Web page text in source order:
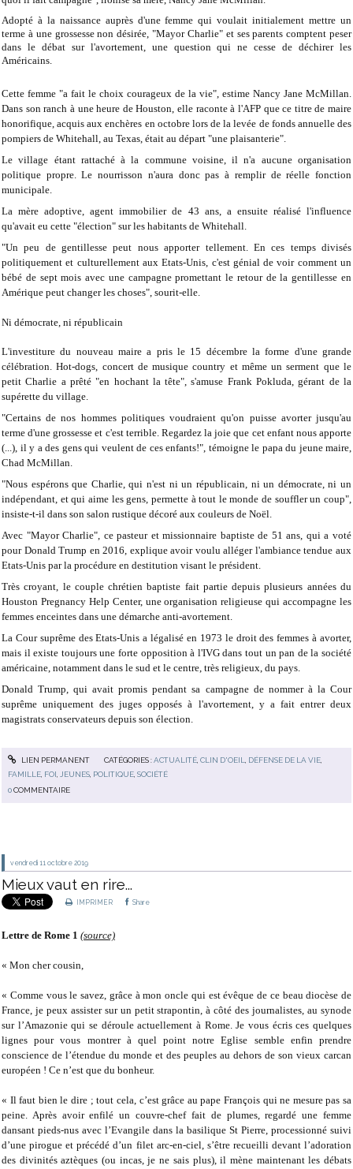
Adopté à la naissance auprès d'une femme qui voulait initialement mettre un
terme à une grossesse non désirée, "Mayor Charlie" et ses parents comptent peser
dans le débat sur l'avortement, une question qui ne cesse de déchirer les
Américains.
Cette femme "a fait le choix courageux de la vie", estime Nancy Jane McMillan.
Dans son ranch à une heure de Houston, elle raconte à l'AFP que ce titre de maire
honorifique, acquis aux enchères en octobre lors de la levée de fonds annuelle des
pompiers de Whitehall, au Texas, était au départ "une plaisanterie".
Le village étant rattaché à la commune voisine, il n'a aucune organisation
politique propre. Le nourrisson n'aura donc pas à remplir de réelle fonction
municipale.
La mère adoptive, agent immobilier de 43 ans, a ensuite réalisé l'influence
qu'avait eu cette "élection" sur les habitants de Whitehall.
"Un peu de gentillesse peut nous apporter tellement. En ces temps divisés
politiquement et culturellement aux Etats-Unis, c'est génial de voir comment un
bébé de sept mois avec une campagne promettant le retour de la gentillesse en
Amérique peut changer les choses", sourit-elle.
Ni démocrate, ni républicain
L'investiture du nouveau maire a pris le 15 décembre la forme d'une grande
célébration. Hot-dogs, concert de musique country et même un serment que le
petit Charlie a prêté "en hochant la tête", s'amuse Frank Pokluda, gérant de la
supérette du village.
"Certains de nos hommes politiques voudraient qu'on puisse avorter jusqu'au
terme d'une grossesse et c'est terrible. Regardez la joie que cet enfant nous apporte
(...), il y a des gens qui veulent de ces enfants!", témoigne le papa du jeune maire,
Chad McMillan.
"Nous espérons que Charlie, qui n'est ni un républicain, ni un démocrate, ni un
indépendant, et qui aime les gens, permette à tout le monde de souffler un coup",
insiste-t-il dans son salon rustique décoré aux couleurs de Noël.
Avec "Mayor Charlie", ce pasteur et missionnaire baptiste de 51 ans, qui a voté
pour Donald Trump en 2016, explique avoir voulu alléger l'ambiance tendue aux
Etats-Unis par la procédure en destitution visant le président.
Très croyant, le couple chrétien baptiste fait partie depuis plusieurs années du
Houston Pregnancy Help Center, une organisation religieuse qui accompagne les
femmes enceintes dans une démarche anti-avortement.
La Cour suprême des Etats-Unis a légalisé en 1973 le droit des femmes à avorter,
mais il existe toujours une forte opposition à l'IVG dans tout un pan de la société
américaine, notamment dans le sud et le centre, très religieux, du pays.
Donald Trump, qui avait promis pendant sa campagne de nommer à la Cour
suprême uniquement des juges opposés à l'avortement, y a fait entrer deux
magistrats conservateurs depuis son élection.
LIEN PERMANENT CATÉGORIES :ACTUALITÉ, CLIN D'OEIL DÉFENSE DE LA VIE,
FAMILLE, FOI,JEUNES, POLITIQUE,SOCIÉTÉ
0COMMENTAIRE
vendredi 11 octobre 2019
Mieux vaut en rire...
IMPRIMER Share
Lettre de Rome 1 (source)
« Mon cher cousin,
« Comme vous le savez, grâce à mon oncle qui est évêque de ce beau diocèse de
France, je peux assister sur un petit strapontin, à côté des journalistes, au synode
sur l’Amazonie qui se déroule actuellement à Rome. Je vous écris ces quelques
lignes pour vous montrer à quel point notre Eglise semble enfin prendre
conscience de l’étendue du monde et des peuples au dehors de son vieux carcan
européen ! Ce n’est que du bonheur.
« Il faut bien le dire ; tout cela, c’est grâce au pape François qui ne mesure pas sa
peine. Après avoir enfilé un couvre-chef fait de plumes, regardé une femme
dansant pieds-nus avec l’Evangile dans la basilique St Pierre, processionné suivi
d’une pirogue et précédé d’un filet arc-en-ciel, s’être recueilli devant l’adoration
des divinités aztèques (ou incas, je ne sais plus), il mène maintenant les débats